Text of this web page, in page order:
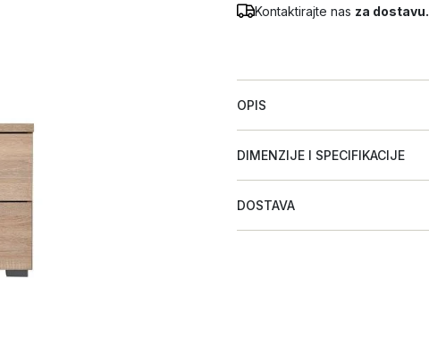
Kontaktirajte nas za dostavu.
OPIS
DIMENZIJE I SPECIFIKACIJE
DOSTAVA